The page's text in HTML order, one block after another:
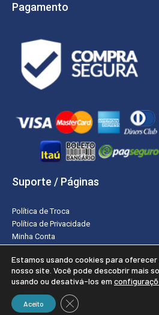
Pagamento
Suporte / Páginas
Política de Troca
Política de Privacidade
Minha Conta
2019 - 2026 - Todos os direitos
Criação e Desenvolvimento do
Estamos usando cookies para
nosso site. Você pode descobrir mais
usando ou desativá-los em
Aceito CLOSE GDPR COOKIE